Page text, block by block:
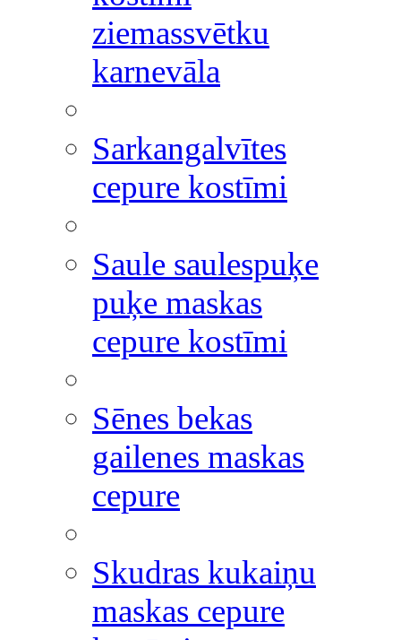
ziemassvētku
karnevāla
Sarkangalvītes
cepure kostīmi
Saule saulespuķe
puķe maskas
cepure kostīmi
Sēnes bekas
gailenes maskas
cepure
Skudras kukaiņu
maskas cepure